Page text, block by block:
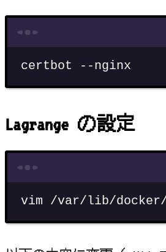
certbot --nginx
Lagrange の設定
vim /var/lib/docker/